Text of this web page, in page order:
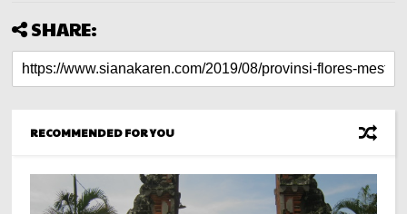
SHARE:
RECOMMENDED FOR YOU